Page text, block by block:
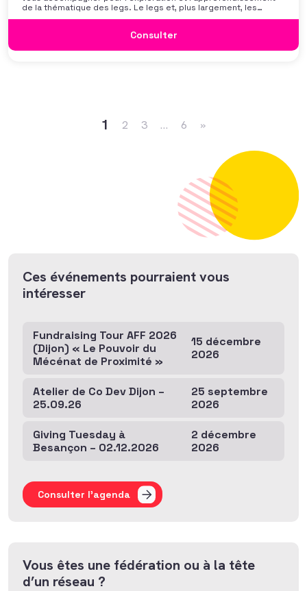
de la thématique des legs. Le legs et, plus largement, les
libéralités restent parfois perçues comme un sujet complexe
formidable opportunité pour les associations : un don ultime,
Consulter
1 2 3 … 6 »
Ces événements pourraient vous
intéresser
Fundraising Tour AFF 2026
(Dijon) « Le Pouvoir du
Mécénat de Proximité »
15 décembre
2026
Atelier de Co Dev Dijon –
25.09.26
25 septembre
2026
Giving Tuesday à
Besançon – 02.12.2026
2 décembre
2026
Consulter l'agenda
Vous êtes une fédération ou à la tête
d’un réseau ?